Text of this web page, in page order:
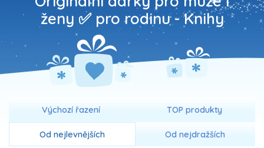
ženy ✅ pro rodinu -Knihy
Výchozí řazení TOP produkty
Od nejlevnějších Od nejdražších